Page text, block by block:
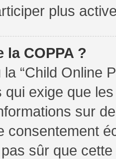
plus
la COPPA ?
“Child Online
qui exige que
sur
consentement
sûr que